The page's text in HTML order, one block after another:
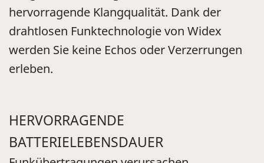
hervorragende Klangqualität. Dank der
drahtlosen Funktechnologie von Widex
werden Sie keine Echos oder Verzerrungen
erleben.
HERVORRAGENDE
BATTERIELEBENSDAUER